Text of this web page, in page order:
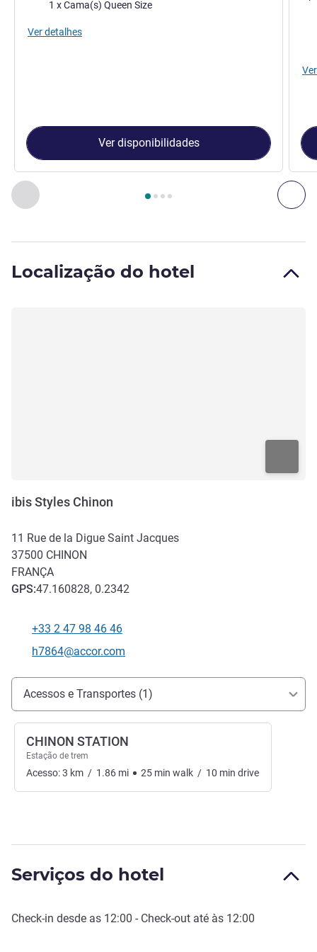
Anterior - Quarto
Página , Quarto 1 : Quarto Duplo Standard.
1 x Cama(s) Queen Size
Ver detalhes
Ver disponibilidades
Localização do hotel
ibis Styles Chinon
11 Rue de la Digue Saint Jacques
37500 CHINON
FRANÇA
GPS:47.160828, 0.2342
Telefone
+33 2 47 98 46 46
E-mail de contacto
h7864@accor.com
Acesso e transporte
Acessos e Transportes (1)
CHINON STATION
Estação de trem
Acesso:3 km / 1.86 mi 25 min walk / 10 min drive
Serviços do hotel
Check-in desde as 12:00 - Check-out até às 12:00